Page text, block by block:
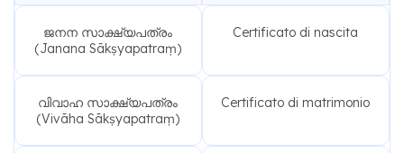
ജനന സാക്ഷ്യപത്രം
(Janana Sākṣyapatraṃ)
Certificato di nascita
വിവാഹ സാക്ഷ്യപത്രം
(Vivāha Sākṣyapatraṃ)
Certificato di matrimonio